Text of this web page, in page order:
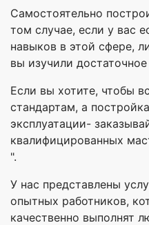
Самостоятельно
том случае, если у вас
навыков в этой сфере,
вы изучили
Если вы хотите, чтобы
стандартам, а
эксплуатации-
квалифицированных
".
У нас представлены
опытных работников,
качественно выполнят